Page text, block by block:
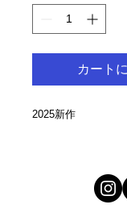
カート
2025新作